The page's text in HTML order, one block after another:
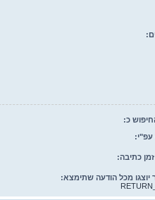
כ:
כתיבה:
יוצגו מכל הודעה שתימצא: